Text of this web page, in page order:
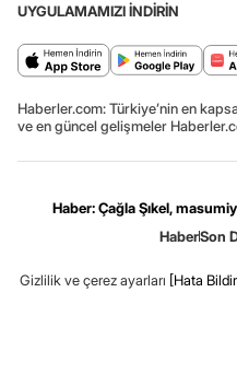
UYGULAMAMIZI İNDİRİN
Haberler.com: Türkiye’nin en
ve en güncel gelişmeler
Haber: Çağla Şıkel,
HaberSon
Gizlilik ve çerez ayarları [Hata